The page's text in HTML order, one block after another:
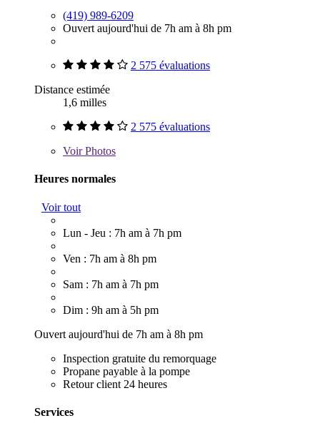
(419) 989-6209
Ouvert aujourd'hui de 7h am à 8h pm
2 575 évaluations
Distance estimée
1,6 milles
2 575 évaluations
VoirPhotos
Heures normales
Voir tout
Lun - Jeu : 7h am à 7h pm
Ven : 7h am à 8h pm
Sam : 7h am à 7h pm
Dim : 9h am à 5h pm
Ouvert aujourd'hui de 7h am à 8h pm
Inspection gratuite du remorquage
Propane payable à la pompe
Retour client 24 heures
Services